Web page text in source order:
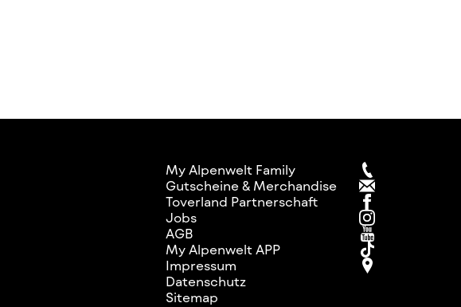
My Alpenwelt Family
Gutscheine & Merchandise
Toverland Partnerschaft
Jobs
AGB
My Alpenwelt APP
Impressum
Datenschutz
Sitemap